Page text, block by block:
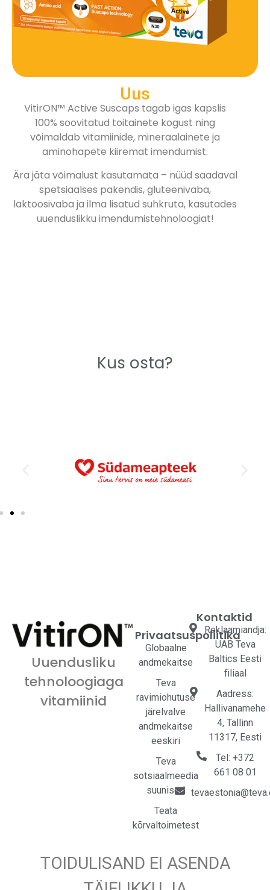
Uus
VitirON™ Active Suscaps tagab igas kapslis
100% soovitatud toitainete kogust ning
võimaldab vitamiinide, mineraalainete ja
aminohapete kiiremat imendumist.
Ära jäta võimalust kasutamata – nüüd saadaval
spetsiaalses pakendis, gluteenivaba,
laktoosivaba ja ilma lisatud suhkruta, kasutades
uuenduslikku imendumistehnoloogiat!
Kus osta?
Uuendusliku
tehnoloogiaga
vitamiinid
Privaatsuspoliitika
Globaalne
andmekaitse
Teva
ravimiohutuse
järelvalve
andmekaitse
eeskiri
Teva
sotsiaalmeedia
suunised
Teata
kõrvaltoimetest
Kontaktid
Reklaamiandja:
UAB Teva
Baltics Eesti
filiaal
Aadress:
Hallivanamehe
4, Tallinn
11317, Eesti
Tel: +372
661 08 01
TOIDULISAND EI ASENDA